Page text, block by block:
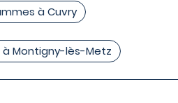
à Cuvry
Montigny-lès-Metz